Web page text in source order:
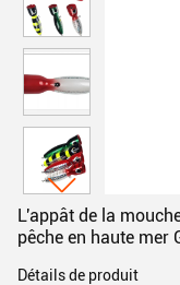
L'appât de la
pêche en haute mer
Détails de produit